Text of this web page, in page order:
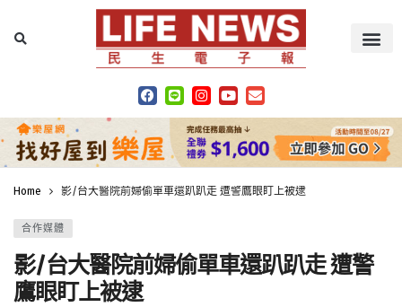
Home 影/台大醫院前婦偷單車還趴趴走 遭警鷹眼盯上被逮
合作媒體
影/台大醫院前婦偷單車還趴趴走 遭警
鷹眼盯上被逮